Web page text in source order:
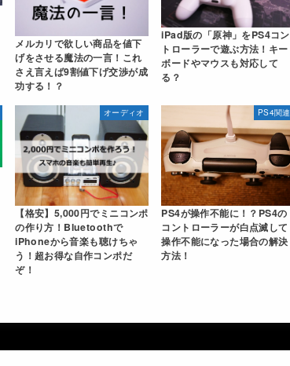
メルカリで欲しい商品を値下
げをさせる魔法の一言！これ
さえ言えば9割値下げ交渉が成
功する！？
iPad版の「原神」をPS4コン
トローラーで遊ぶ方法！キー
ボードやマウスも対応して
る？
オーディオ
【格安】5,000円でミニコンポ
の作り方！Bluetoothで
iPhoneから音楽も聴けちゃ
う！超お得な自作コンポだ
ぞ！
PS4関連
PS4が操作不能に！？PS4の
コントローラーが白点滅して
操作不能になった場合の解決
方法！